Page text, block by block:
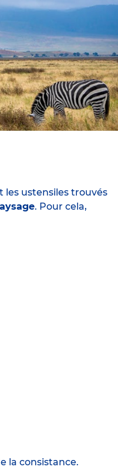
les ustensiles trouvés
. Pour cela,
la consistance.